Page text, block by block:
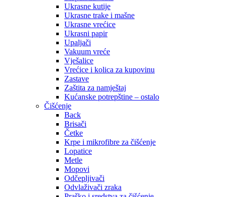
Ukrasne kutije
Ukrasne trake i mašne
Ukrasne vrećice
Ukrasni papir
Upaljači
Vakuum vreće
Vješalice
Vrećice i kolica za kupovinu
Zastave
Zaštita za namještaj
Kućanske potrepštine – ostalo
Čišćenje
Back
Brisači
Četke
Krpe i mikrofibre za čišćenje
Lopatice
Metle
Mopovi
Odčepljivači
Odvlaživači zraka